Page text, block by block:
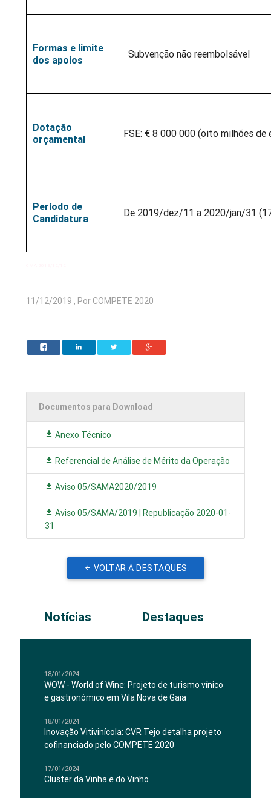
Formas e limite
dos apoios
Subvenção não reembolsável
Dotação
orçamental
FSE: € 8 000 000 (oito milhões de
Período de
Candidatura
De 2019/dez/11 a 2020/jan/31
11/12/2019 , Por COMPETE 2020
Documentos para Download
Anexo Técnico
Referencial de Análise de Mérito da Operação
Aviso 05/SAMA2020/2019
Aviso 05/SAMA/2019 | Republicação 2020-01-
31
VOLTAR A DESTAQUES
Notícias Destaques
18/01/2024
WOW - World of Wine: Projeto de turismo vínico
e gastronómico em Vila Nova de Gaia
18/01/2024
Inovação Vitivinícola: CVR Tejo detalha projeto
cofinanciado pelo COMPETE 2020
17/01/2024
Cluster da Vinha e do Vinho